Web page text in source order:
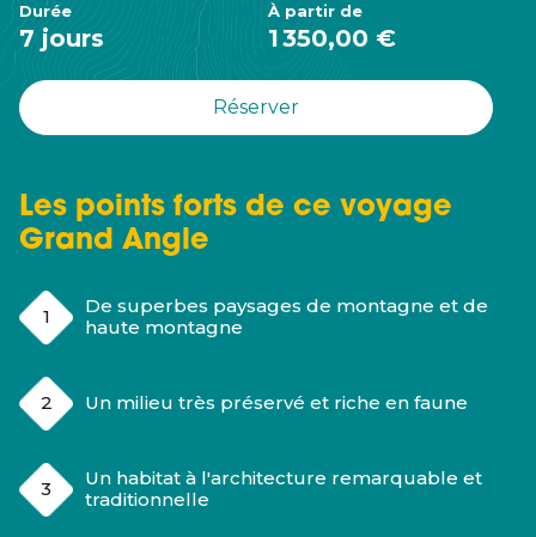
Les points forts de ce voyage
Grand Angle
De superbes paysages de montagne et de
haute montagne
Un milieu très préservé et riche en faune
Un habitat à l'architecture remarquable et
traditionnelle
Durée
7 jours
À partir de
1 350,00 €
Réserver